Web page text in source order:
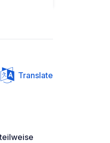
Translate